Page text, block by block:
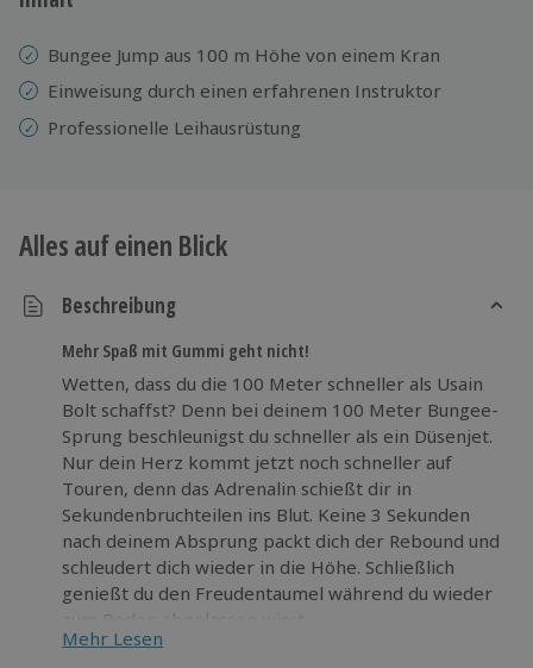
Bungee Jump aus 100 m Höhe von einem Kran
Einweisung durch einen erfahrenen Instruktor
Professionelle Leihausrüstung
Alles auf einen Blick
Beschreibung
Mehr Spaß mit Gummi geht nicht!
Wetten, dass du die 100 Meter schneller als Usain
Bolt schaffst? Denn bei deinem 100 Meter Bungee-
Sprung beschleunigst du schneller als ein Düsenjet.
Nur dein Herz kommt jetzt noch schneller auf
Touren, denn das Adrenalin schießt dir in
Sekundenbruchteilen ins Blut. Keine 3 Sekunden
nach deinem Absprung packt dich der Rebound und
schleudert dich wieder in die Höhe. Schließlich
genießt du den Freudentaumel während du wieder
zum Boden abgelassen wirst.
Mehr Lesen